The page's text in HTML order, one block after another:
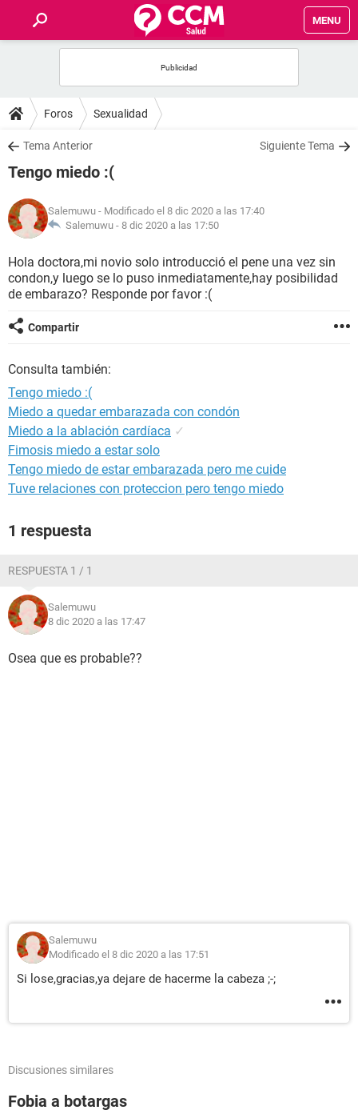
MENU
FOROS
SALUD
FAMILIA
NUTRICIÓN
BIENESTAR
Foros Sexualidad
Tema Anterior Siguiente Tema
Tengo miedo :(
Salemuwu - Modificado el 8 dic 2020 a las 17:40
Salemuwu - 8 dic 2020 a las 17:50
Hola doctora,mi novio solo introducció el pene una vez sin
condon,y luego se lo puso inmediatamente,hay posibilidad
de embarazo? Responde por favor :(
Compartir
Consulta también:
Tengo miedo :(
Miedo a quedar embarazada con condón
Miedo a la ablación cardíaca ✓
Fimosis miedo a estar solo
Tengo miedo de estar embarazada pero me cuide
Tuve relaciones con proteccion pero tengo miedo
1 respuesta
RESPUESTA 1 / 1
Salemuwu
8 dic 2020 a las 17:47
Osea que es probable??
Salemuwu
Modificado el 8 dic 2020 a las 17:51
Si lose,gracias,ya dejare de hacerme la cabeza ;-;
Discusiones similares
Fobia a botargas